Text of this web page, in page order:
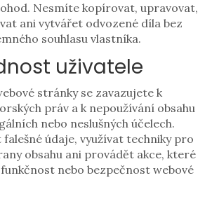
Nesmíte kopírovat, upravovat,
ani vytvářet odvozené díla bez
souhlasu vlastníka.
uživatele
stránky se zavazujete k
práv a k nepoužívání obsahu
nebo neslušných účelech.
údaje, využívat techniky pro
obsahu ani provádět akce, které
nebo bezpečnost webové